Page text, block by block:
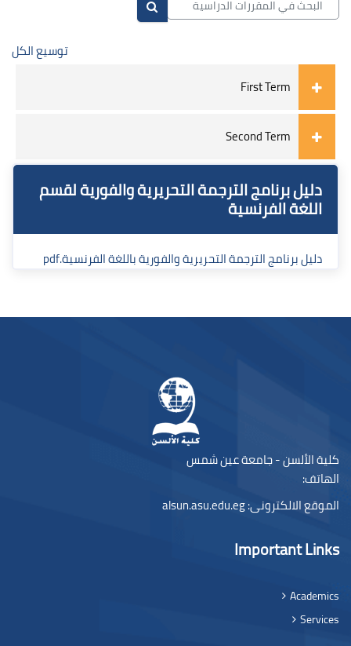
البحث في المقررات الدراسية
توسيع الكل
First Term
Second Term
الكتل
الكتل
تجاوز دليل برنامج الترجمة التحريرية والفورية لقسم اللغة الفرنسية
دليل برنامج الترجمة التحريرية والفورية لقسم
اللغة الفرنسية
دليل برنامج الترجمة التحريرية والفورية باللغة الفرنسية.pdf
كلية الألسن - جامعة عين شمس
الهاتف:
الموقع الالكترونى:alsun.asu.edu.eg
Important Links
Academics
Services